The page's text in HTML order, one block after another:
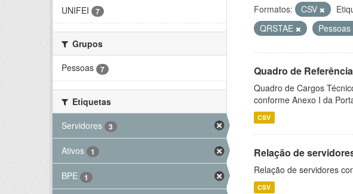
UNIFEI
7
Grupos
Pessoas
7
Etiquetas
Servidores
3
Ativos 1
BPE 1
Formatos: CSV
QRSTAE
Pessoas
Quadro de
Quadro de Cargos
conforme Anexo I da
CSV
Relação de
Relação de servidores
CSV